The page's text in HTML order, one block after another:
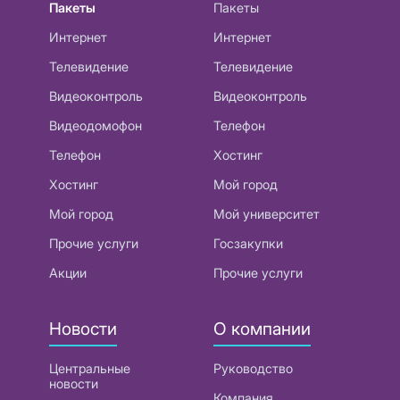
Пакеты
Интернет
Телевидение
Видеоконтроль
Видеодомофон
Телефон
Хостинг
Мой город
Прочие услуги
Акции
Пакеты
Интернет
Телевидение
Видеоконтроль
Телефон
Хостинг
Мой город
Мой университет
Госзакупки
Прочие услуги
Новости
Центральные
новости
О компании
Руководство